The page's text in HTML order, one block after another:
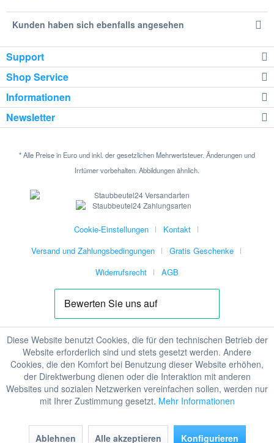
Kunden haben sich ebenfalls angesehen
Support
Shop Service
Informationen
Newsletter
* Alle Preise in Euro und inkl. der gesetzlichen Mehrwertsteuer. Änderungen und
Irrtümer vorbehalten. Abbildungen ähnlich.
Cookie-Einstellungen
Kontakt
Versand und Zahlungsbedingungen
Gratis Geschenke
Widerrufsrecht
AGB
Diese Website benutzt Cookies, die für den technischen Betrieb der
Website erforderlich sind und stets gesetzt werden. Andere
Cookies, die den Komfort bei Benutzung dieser Website erhöhen,
der Direktwerbung dienen oder die Interaktion mit anderen
Websites und sozialen Netzwerken vereinfachen sollen, werden nur
mit Ihrer Zustimmung gesetzt. Mehr Informationen
Ablehnen Alle akzeptieren Konfigurieren